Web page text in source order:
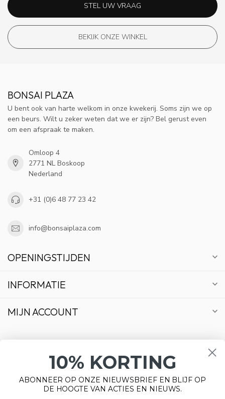
STEL UW VRAAG
BEKIJK ONZE WINKEL
BONSAI PLAZA
U bent ook van harte welkom in onze kwekerij. Soms zijn we op
een beurs. Wilt u zeker weten dat we er zijn? Bel gerust even
om een afspraak te maken.
Omloop 4
2771 NL Boskoop
Nederland
+31 (0)6 48 77 23 42
info@bonsaiplaza.com
OPENINGSTIJDEN
INFORMATIE
MIJN ACCOUNT
10% KORTING
ABONNEER OP ONZE NIEUWSBRIEF EN BLIJF OP
DE HOOGTE VAN ACTIES EN NIEUWS.